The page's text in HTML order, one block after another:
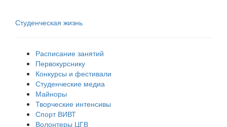
Студенческая жизнь
Расписание занятий
Первокурснику
Конкурсы и фестивали
Студенческие медиа
Майноры
Творческие интенсивы
Спорт ВИВТ
Волонтеры ЦГВ